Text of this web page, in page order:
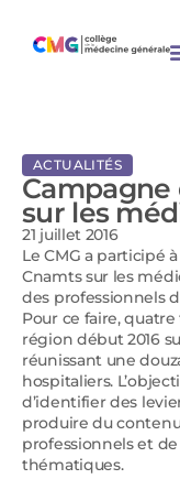
ACTUALITÉS
Campagne
sur les
21 juillet 2016
Le CMG a participé
Cnamts sur les
des professionnels
Pour ce faire,
région début 2016
réunissant une
hospitaliers.
d’identifier des
produire du
professionnels et
thématiques.